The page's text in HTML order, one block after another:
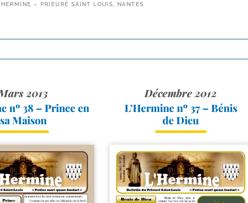
– PRIEURÉ SAINT LOUIS, NANTES
2013
nº 38 – Prince en
sa Maison
Décembre 2012
L’Hermine nº 37 – Bénis
de Dieu